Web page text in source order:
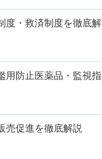
度・救済制度を徹底解
用防止医薬品・監視指
売促進を徹底解説